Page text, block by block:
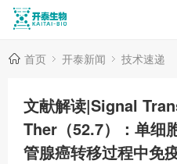
首页 开泰新闻 技术速递
文献解读|Signal
Ther（52.7）：单细
管腺癌转移过程中免